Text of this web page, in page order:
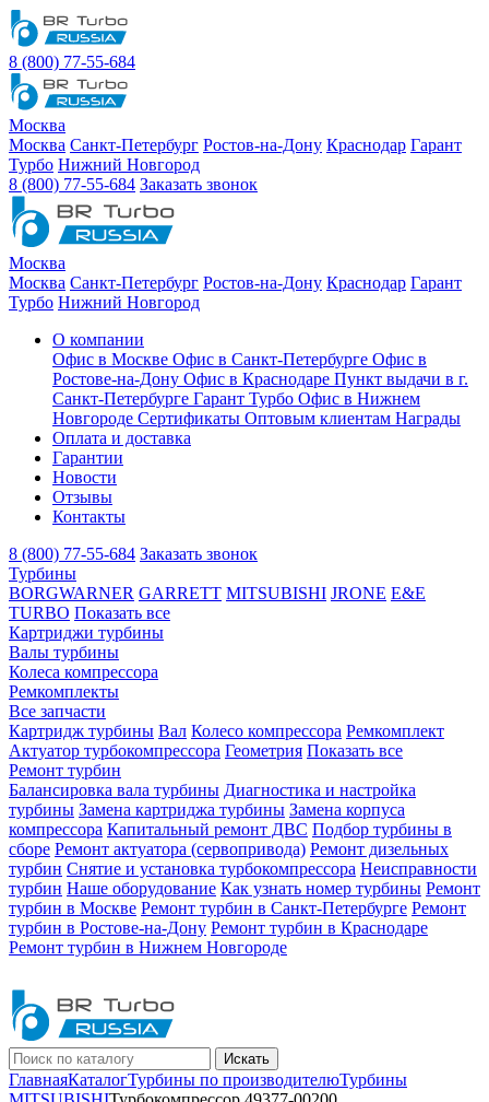
8 (800) 77-55-684
Москва
Москва Санкт-Петербург Ростов-на-Дону Краснодар Гарант
Турбо Нижний Новгород
8 (800) 77-55-684 Заказать звонок
Москва
Москва Санкт-Петербург Ростов-на-Дону Краснодар Гарант
Турбо Нижний Новгород
О компании
Офис в Москве Офис в Санкт-Петербурге Офис в
Ростове-на-Дону Офис в Краснодаре Пункт выдачи в г.
Санкт-Петербурге Гарант Турбо Офис в Нижнем
Новгороде Сертификаты Оптовым клиентам Награды
Оплата и доставка
Гарантии
Новости
Отзывы
Контакты
8 (800) 77-55-684 Заказать звонок
Турбины
BORGWARNER GARRETT MITSUBISHI JRONE E&E
TURBO Показать все
Картриджи турбины
Валы турбины
Колеса компрессора
Ремкомплекты
Все запчасти
Картридж турбины Вал Колесо компрессора Ремкомплект
Актуатор турбокомпрессора Геометрия Показать все
Ремонт турбин
Балансировка вала турбины Диагностика и настройка
турбины Замена картриджа турбины Замена корпуса
компрессора Капитальный ремонт ДВС Подбор турбины в
сборе Ремонт актуатора (сервопривода) Ремонт дизельных
турбин Снятие и установка турбокомпрессора Неисправности
турбин Наше оборудование Как узнать номер турбины Ремонт
турбин в Москве Ремонт турбин в Санкт-Петербурге Ремонт
турбин в Ростове-на-Дону Ремонт турбин в Краснодаре
Ремонт турбин в Нижнем Новгороде
Искать
ГлавнаяКаталогТурбины по производителюТурбины